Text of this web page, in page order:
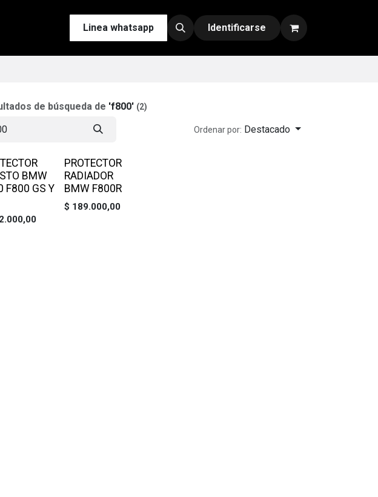
Esenciales Contáctenos Nuestras Redes y Canales de Venta
Linea whatsapp Identificarse
de búsqueda de 'f800' (2)
Ordenar por: Destacado
BMW
F800 GS Y
PROTECTOR
RADIADOR
BMW F800R
$ 189.000,00